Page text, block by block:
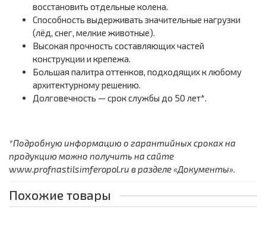
восстановить отдельные колена.
Способность выдерживать значительные нагрузки
(лёд, снег, мелкие животные).
Высокая прочность составляющих частей
конструкции и крепежа.
Большая палитра оттенков, подходящих к любому
архитектурному решению.
Долговечность — срок службы до 50 лет*.
*Подробную информацию о гарантийных сроках на
продукцию можно получить на сайте
www.profnastilsimferopol.ru в разделе «Документы».
Похожие товары